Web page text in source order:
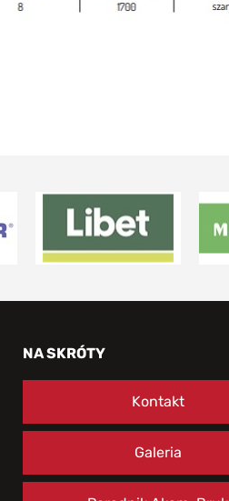
NA SKRÓTY
Kontakt
Galeria